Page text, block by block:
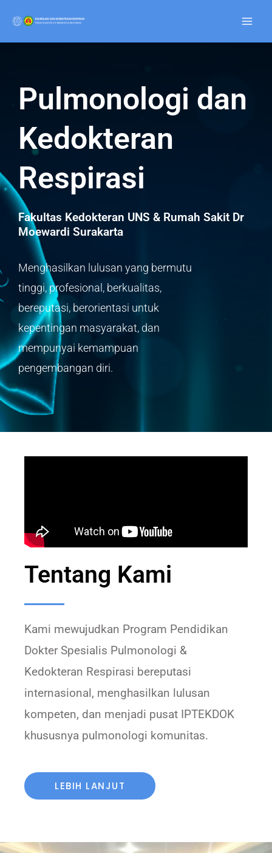
konten
Pulmonologi dan
Kedokteran
Respirasi
Fakultas Kedokteran UNS & Rumah Sakit Dr
Moewardi Surakarta
Menghasilkan lulusan yang bermutu
tinggi, profesional, berkualitas,
bereputasi, berorientasi untuk
kepentingan masyarakat, dan
mempunyai kemampuan
pengembangan diri.
Tentang Kami
Kami mewujudkan Program Pendidikan
Dokter Spesialis Pulmonologi &
Kedokteran Respirasi bereputasi
internasional, menghasilkan lulusan
kompeten, dan menjadi pusat IPTEKDOK
khususnya pulmonologi komunitas.
LEBIH LANJUT